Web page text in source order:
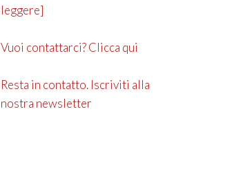
leggere]
Vuoi contattarci? Clicca qui
Resta in contatto. Iscriviti alla
nostra newsletter